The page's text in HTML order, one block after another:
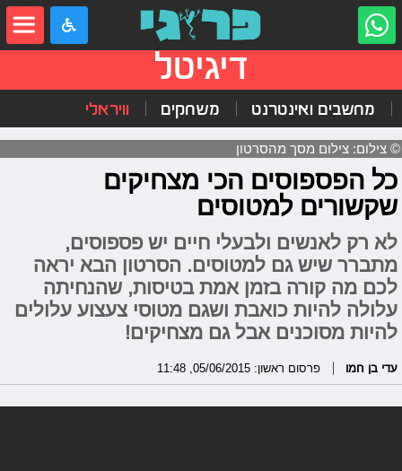
דיגיטל
מחשבים ואינטרנט משחקים וויראלי
© צילום: צילום מסך מהסרטון
כל הפספוסים הכי מצחיקים
שקשורים למטוסים
לא רק לאנשים ולבעלי חיים יש פספוסים,
מתברר שיש גם למטוסים. הסרטון הבא יראה
לכם מה קורה בזמן אמת בטיסות, שהנחיתה
עלולה להיות כואבת ושגם מטוסי צעצוע עלולים
להיות מסוכנים אבל גם מצחיקים!
עדי בן חמו פרסום ראשון: 05/06/2015, 11:48